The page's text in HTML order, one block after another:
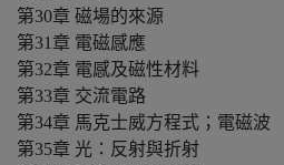
第30章 磁場的來源
第31章 電磁感應
第32章 電感及磁性材料
第33章 交流電路
第34章 馬克士威方程式；電磁波
第35章 光：反射與折射